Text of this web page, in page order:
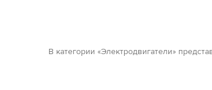
В категории «Электродвигатели»